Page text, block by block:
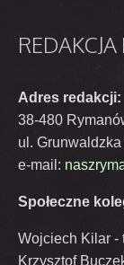
REDAKCJA
Adres redakcji:
38-480
ul. Grunwaldzka
e-mail:
Społeczne
Wojciech Kilar -
Krzysztof